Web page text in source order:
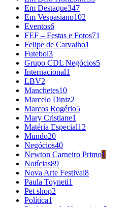
Em Destaque347
Em Vespasiano102
Eventos6
FEF – Festas e Fotos71
Felipe de Carvalho1
Futebol3
Grupo CDL Negócios5
Internacional1
LBV2
Manchetes10
Marcelo Diniz2
Marcos Rogério5
Mary Cristiane1
Matéria Especial12
Mundo20
Negócios40
Newton Carneiro Primo1
Notícias89
Nova Arte Festival8
Paula Toyneti1
Pet shop2
Política1